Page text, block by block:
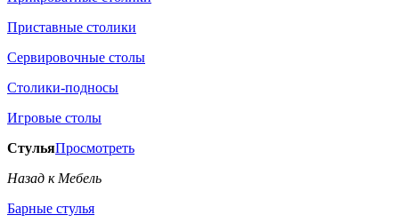
Приставные столики
Сервировочные столы
Столики-подносы
Игровые столы
СтульяПросмотреть
Назад к Мебель
Барные стулья